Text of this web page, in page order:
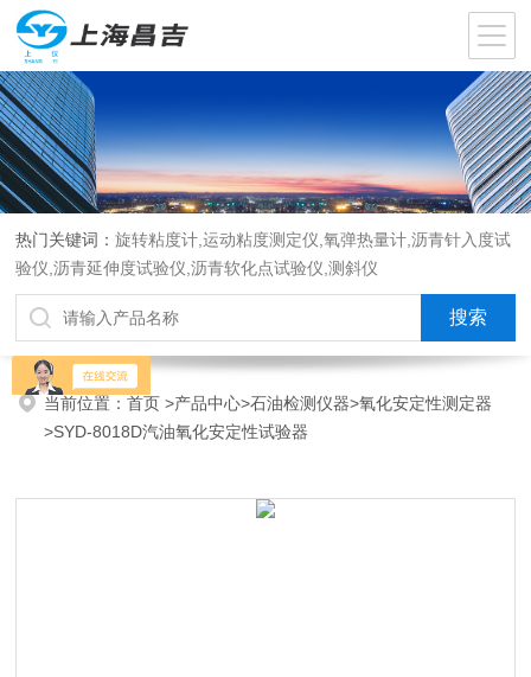
热门关键词：旋转粘度计,运动粘度测定仪,氧弹热量计,沥青针入度试
验仪,沥青延伸度试验仪,沥青软化点试验仪,测斜仪
当前位置：首页>产品中心>石油检测仪器>氧化安定性测定器
>SYD-8018D汽油氧化安定性试验器